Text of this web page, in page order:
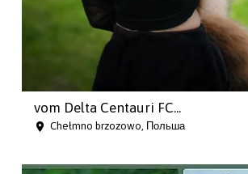
vom Delta Centauri FC...
Chełmno brzozowo, Польша